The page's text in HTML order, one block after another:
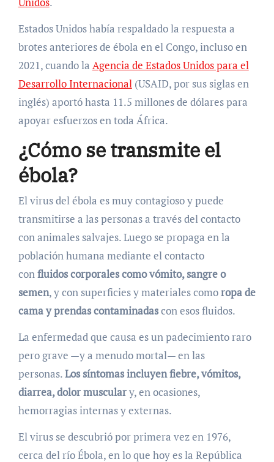
Estados Unidos había respaldado la respuesta a
brotes anteriores de ébola en el Congo, incluso en
2021, cuando la Agencia de Estados Unidos para el
Desarrollo Internacional (USAID, por sus siglas en
inglés) aportó hasta 11.5 millones de dólares para
apoyar esfuerzos en toda África.
¿Cómo se transmite el
ébola?
El virus del ébola es muy contagioso y puede
transmitirse a las personas a través del contacto
con animales salvajes. Luego se propaga en la
población humana mediante el contacto
confluidos corporales como vómito, sangre o
semen, y con superficies y materiales comoropa de
cama y prendas contaminadascon esos fluidos.
La enfermedad que causa es un padecimiento raro
pero grave —y a menudo mortal— en las
personas.Los síntomas incluyen fiebre, vómitos,
diarrea, dolor musculary, en ocasiones,
hemorragias internas y externas.
El virus se descubrió por primera vez en 1976,
cerca del río Ébola, en lo que hoy es la República